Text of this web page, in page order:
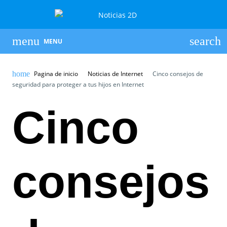
MENU
Pagina de inicio Noticias de Internet
Cinco consejos de
seguridad para proteger a tus hijos en Internet
Cinco
consejos